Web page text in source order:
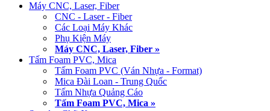
Máy CNC, Laser, Fiber
CNC - Laser - Fiber
Các Loại Máy Khác
Phụ Kiện Máy
Máy CNC, Laser, Fiber »
Tấm Foam PVC, Mica
Tấm Foam PVC (Ván Nhựa - Format)
Mica Đài Loan - Trung Quốc
Tấm Nhựa Quảng Cáo
Tấm Foam PVC, Mica »